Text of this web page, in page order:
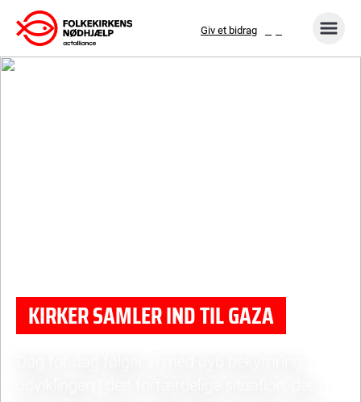
Gå
til
indhold
Giv et bidrag
KIRKER SAMLER IND TIL GAZA